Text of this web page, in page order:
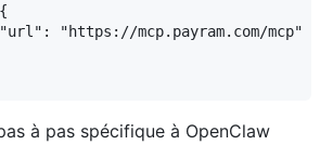
"https://mcp.payram.com/mcp" }
à pas spécifique à OpenClaw